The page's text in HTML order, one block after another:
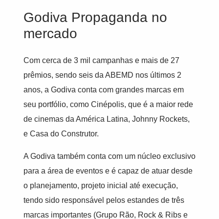
Godiva Propaganda no
mercado
Com cerca de 3 mil campanhas e mais de 27
prêmios, sendo seis da ABEMD nos últimos 2
anos, a Godiva conta com grandes marcas em
seu portfólio, como Cinépolis, que é a maior rede
de cinemas da América Latina, Johnny Rockets,
e Casa do Construtor.
A Godiva também conta com um núcleo exclusivo
para a área de eventos e é capaz de atuar desde
o planejamento, projeto inicial até execução,
tendo sido responsável pelos estandes de três
marcas importantes (Grupo Rão, Rock & Ribs e